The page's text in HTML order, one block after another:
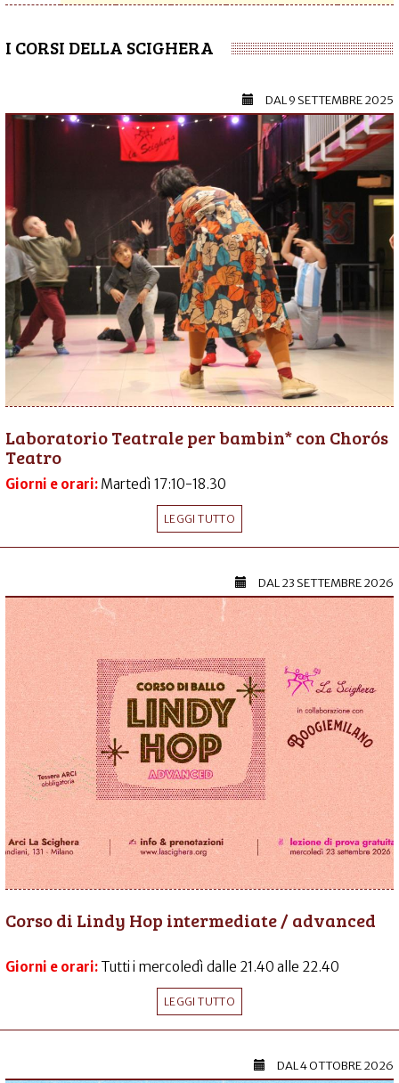
I CORSI DELLA SCIGHERA
DAL9 SETTEMBRE 2025
Laboratorio Teatrale per bambin* con Chorós
Teatro
Giorni e orari: Martedì 17:10-18.30
LEGGI TUTTO
DAL23 SETTEMBRE 2026
Corso di Lindy Hop intermediate / advanced
Giorni e orari: Tutti i mercoledì dalle 21.40 alle 22.40
LEGGI TUTTO
DAL4 OTTOBRE 2026